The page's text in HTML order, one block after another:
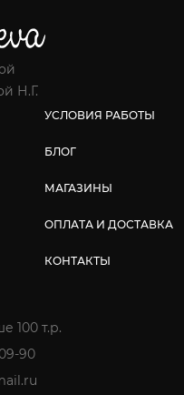
Н.Г.
УСЛОВИЯ РАБОТЫ
БЛОГ
МАГАЗИНЫ
ОПЛАТА И ДОСТАВКА
КОНТАКТЫ
100 т.р.
90